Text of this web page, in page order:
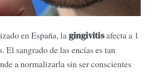
en España, la gingivitisafecta a 1
El sangrado de las encías es tan
a normalizarla sin ser conscientes